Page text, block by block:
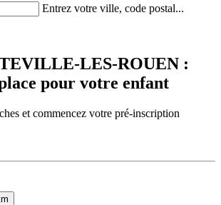
Entrez votre ville, code postal...
LES-ROUEN :
pour votre enfant
et commencez votre pré-inscription